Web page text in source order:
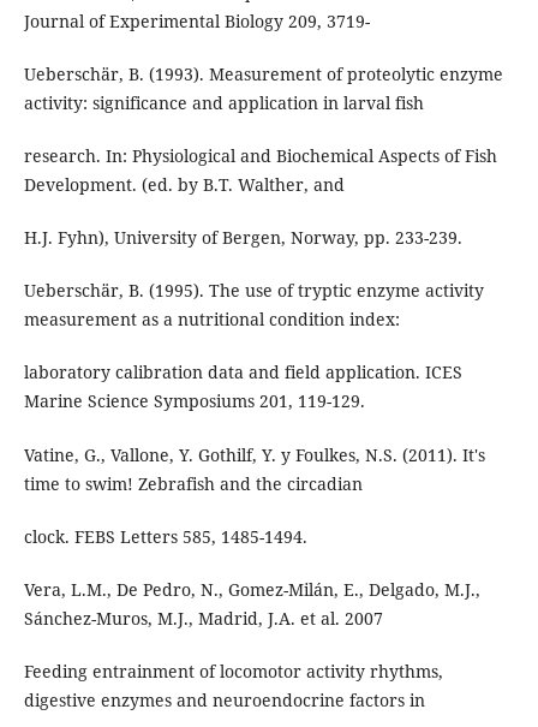
Journal of Experimental Biology 209, 3719-
Ueberschär, B. (1993). Measurement of proteolytic enzyme
activity: significance and application in larval fish
research. In: Physiological and Biochemical Aspects of Fish
Development. (ed. by B.T. Walther, and
H.J. Fyhn), University of Bergen, Norway, pp. 233-239.
Ueberschär, B. (1995). The use of tryptic enzyme activity
measurement as a nutritional condition index:
laboratory calibration data and field application. ICES
Marine Science Symposiums 201, 119-129.
Vatine, G., Vallone, Y. Gothilf, Y. y Foulkes, N.S. (2011). It's
time to swim! Zebrafish and the circadian
clock. FEBS Letters 585, 1485-1494.
Vera, L.M., De Pedro, N., Gomez-Milán, E., Delgado, M.J.,
Sánchez-Muros, M.J., Madrid, J.A. et al. 2007
Feeding entrainment of locomotor activity rhythms,
digestive enzymes and neuroendocrine factors in